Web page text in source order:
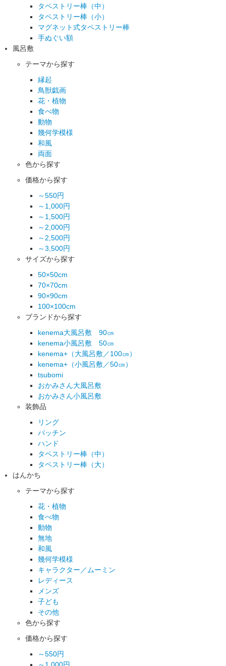
タペストリー棒（中）
タペストリー棒（小）
マグネット式タペストリー棒
手ぬぐい額
風呂敷
テーマから探す
縁起
鳥獣戯画
花・植物
食べ物
動物
幾何学模様
和風
両面
色から探す
価格から探す
～550円
～1,000円
～1,500円
～2,000円
～2,500円
～3,500円
サイズから探す
50×50cm
70×70cm
90×90cm
100×100cm
ブランドから探す
kenema大風呂敷 90㎝
kenema小風呂敷 50㎝
kenema+（大風呂敷／100㎝）
kenema+（小風呂敷／50㎝）
tsubomi
おかみさん大風呂敷
おかみさん小風呂敷
装飾品
リング
パッチン
ハンド
タペストリー棒（中）
タペストリー棒（大）
はんかち
テーマから探す
花・植物
食べ物
動物
無地
和風
幾何学模様
キャラクター／ムーミン
レディース
メンズ
子ども
その他
色から探す
価格から探す
～550円
～1,000円